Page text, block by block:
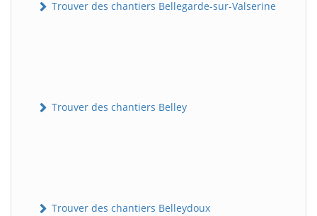
Trouver des chantiers Bellegarde-sur-Valserine
Trouver des chantiers Belley
Trouver des chantiers Belleydoux